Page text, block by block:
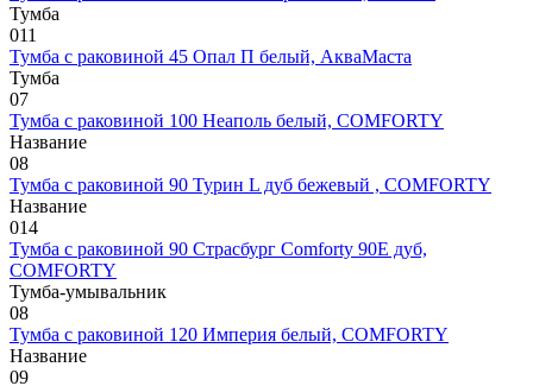
Тумба
011
Тумба с раковиной 45 Опал П белый, АкваМаста
Тумба
07
Тумба с раковиной 100 Неаполь белый, COMFORTY
Название
08
Тумба с раковиной 90 Турин L дуб бежевый , COMFORTY
Название
014
Тумба с раковиной 90 Страсбург Comforty 90E дуб,
COMFORTY
Тумба-умывальник
08
Тумба с раковиной 120 Империя белый, COMFORTY
Название
09